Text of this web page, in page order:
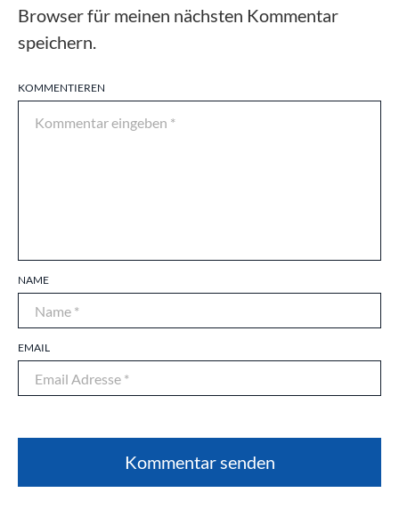
KOMMENTIEREN
NAME
EMAIL
Browser für meinen nächsten Kommentar
speichern.